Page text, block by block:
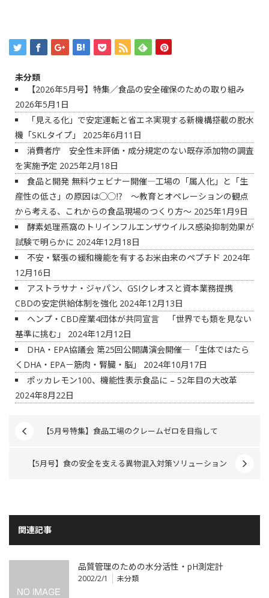
未分類
【2026年5月号】特集／食品の安全確保のための取り組み
2026年5月1日
「見える化」で安定運転と省エネ実現する新機構搭載の脱水
機「SKLタイプ」
2025年6月11日
消費者庁 安全性未評価・成分規定のない既存添加物の調査
を実施予定 2025年2月18日
食品と開発 無料ウェビナー開催―工場の「属人化」と「生
産性の低さ」の原因は◯◯⁉ ～教育とオペレーションの観点
から考える、これからの食品現場のつくり方～ 2025年1月9日
酵素処理燕窩のトリインフルエンザウイルス感染抑制効果が
試験で明らかに 2024年12月18日
不安・緊張の緩和機能を有するお米由来のペプチド 2024年
12月16日
アストラサナ・ジャパン、GSIクレオスと資本業務提携
CBDの安定供給体制を強化 2024年12月13日
ヘンプ・CBD産業4団体が共同宣言 「世界でも類を見ない
基準に挑む」
2024年12月12日
DHA・EPA協議会 第25回公開講演会開催―「生体ではたら
くDHA・EPA－筋肉・腎臓・脳」
2024年10月17日
ポッカレモン100、機能性表示食品に – 52年目の大改革
2024年8月22日
【5月号特集】食品工場のクレームゼロを目指して
【5月号】食の安全を支える異物混入対策ソリューション
関連記事
品質管理のための水分活性・pH測定計
2002/2/1 未分類